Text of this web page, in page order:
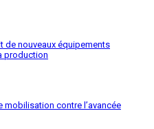
de nouveaux équipements
production
mobilisation contre l’avancée